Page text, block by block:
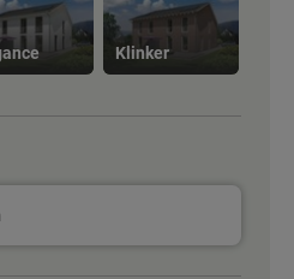
Klinker